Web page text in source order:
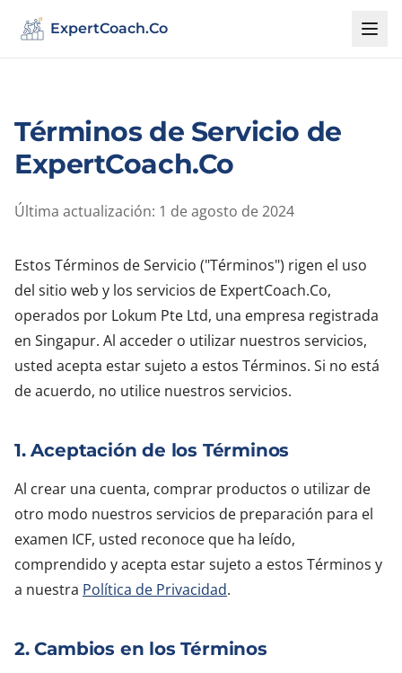
ExpertCoach.Co
Términos de Servicio de
ExpertCoach.Co
Última actualización: 1 de agosto de 2024
Estos Términos de Servicio ("Términos") rigen el uso
del sitio web y los servicios de ExpertCoach.Co,
operados por Lokum Pte Ltd, una empresa registrada
en Singapur. Al acceder o utilizar nuestros servicios,
usted acepta estar sujeto a estos Términos. Si no está
de acuerdo, no utilice nuestros servicios.
1. Aceptación de los Términos
Al crear una cuenta, comprar productos o utilizar de
otro modo nuestros servicios de preparación para el
examen ICF, usted reconoce que ha leído,
comprendido y acepta estar sujeto a estos Términos y
a nuestra Política de Privacidad.
2. Cambios en los Términos